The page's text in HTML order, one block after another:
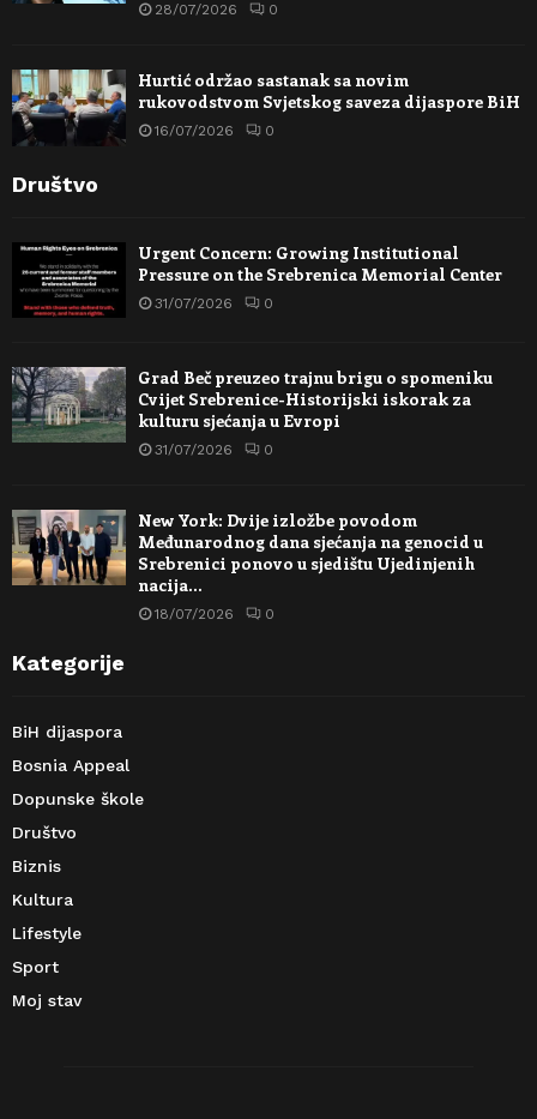
28/07/2026 0
Hurtić održao sastanak sa novim
rukovodstvom Svjetskog saveza dijaspore BiH
16/07/2026 0
Društvo
Urgent Concern: Growing Institutional
Pressure on the Srebrenica Memorial Center
31/07/2026 0
Grad Beč preuzeo trajnu brigu o spomeniku
Cvijet Srebrenice-Historijski iskorak za
kulturu sjećanja u Evropi
31/07/2026 0
New York: Dvije izložbe povodom
Međunarodnog dana sjećanja na genocid u
Srebrenici ponovo u sjedištu Ujedinjenih
nacija…
18/07/2026 0
Kategorije
BiH dijaspora
Bosnia Appeal
Dopunske škole
Društvo
Biznis
Kultura
Lifestyle
Sport
Moj stav